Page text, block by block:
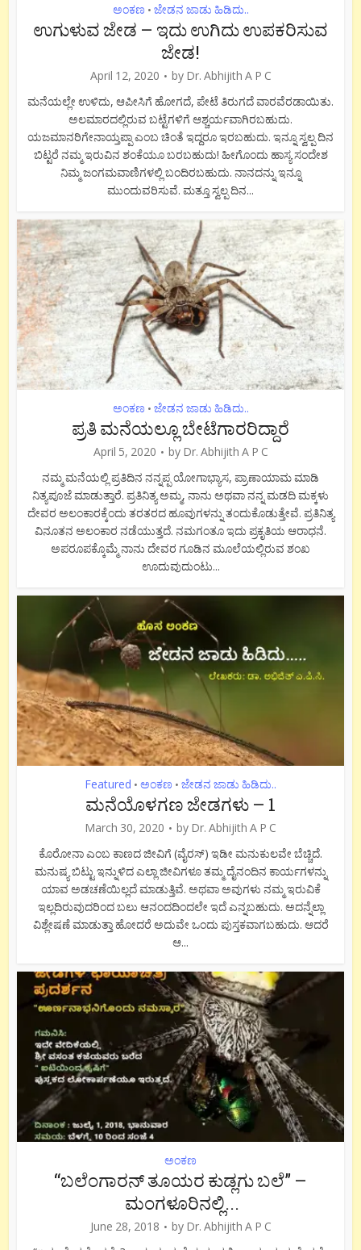
ಅಂಕಣ • ಜೇಡನ ಜಾಡು ಹಿಡಿದು..
ಉಗುಳುವ ಜೇಡ – ಇದು ಉಗಿದು ಉಪಕರಿಸುವ
ಜೇಡ!
April 12, 2020 by Dr. Abhijith A P C
ಮನೆಯಲ್ಲೇ ಉಳಿದು, ಆಪೀಸಿಗೆ ಹೋಗದೆ, ಪೇಟೆ ತಿರುಗದೆ ವಾರವೆರಡಾಯಿತು.
ಅಲಮಾರದಲ್ಲಿರುವ ಬಟ್ಟೆಗಳಿಗೆ ಆಶ್ಚರ್ಯವಾಗಿರಬಹುದು.
ಯಜಮಾನರಿಗೇನಾಯ್ತಪ್ಪಾ ಎಂಬ ಚಿಂತೆ ಇದ್ದರೂ ಇರಬಹುದು. ಇನ್ನೂ ಸ್ವಲ್ಪ ದಿನ
ಬಿಟ್ಟರೆ ನಮ್ಮ ಇರುವಿನ ಶಂಕೆಯೂ ಬರಬಹುದು! ಹೀಗೊಂದು ಹಾಸ್ಯ ಸಂದೇಶ
ನಿಮ್ಮ ಜಂಗಮವಾಣಿಗಳಲ್ಲಿ ಬಂದಿರಬಹುದು. ನಾನದನ್ನು ಇನ್ನೂ
ಮುಂದುವರಿಸುವೆ. ಮತ್ತೂ ಸ್ವಲ್ಪ ದಿನ...
ಅಂಕಣ • ಜೇಡನ ಜಾಡು ಹಿಡಿದು..
ಪ್ರತಿ ಮನೆಯಲ್ಲೂ ಬೇಟೆಗಾರರಿದ್ದಾರೆ
April 5, 2020 by Dr. Abhijith A P C
ನಮ್ಮ ಮನೆಯಲ್ಲಿ ಪ್ರತಿದಿನ ನನ್ನಪ್ಪ ಯೋಗಾಭ್ಯಾಸ, ಪ್ರಾಣಾಯಾಮ ಮಾಡಿ
ನಿತ್ಯಪೂಜೆ ಮಾಡುತ್ತಾರೆ. ಪ್ರತಿನಿತ್ಯ ಅಮ್ಮ, ನಾನು ಅಥವಾ ನನ್ನ ಮಡದಿ ಮಕ್ಕಳು
ದೇವರ ಅಲಂಕಾರಕ್ಕೆಂದು ತರತರದ ಹೂವುಗಳನ್ನು ತಂದುಕೊಡುತ್ತೇವೆ. ಪ್ರತಿನಿತ್ಯ
ವಿನೂತನ ಅಲಂಕಾರ ನಡೆಯುತ್ತದೆ. ನಮಗಂತೂ ಇದು ಪ್ರಕೃತಿಯ ಆರಾಧನೆ.
ಅಪರೂಪಕ್ಕೊಮ್ಮೆ ನಾನು ದೇವರ ಗೂಡಿನ ಮೂಲೆಯಲ್ಲಿರುವ ಶಂಖ
ಊದುವುದುಂಟು...
Featured • ಅಂಕಣ • ಜೇಡನ ಜಾಡು ಹಿಡಿದು..
ಮನೆಯೊಳಗಣ ಜೇಡಗಳು – 1
March 30, 2020 by Dr. Abhijith A P C
ಕೊರೋನಾ ಎಂಬ ಕಾಣದ ಜೀವಿಗೆ (ವೈರಸ್) ಇಡೀ ಮನುಕುಲವೇ ಬೆಚ್ಚಿದೆ.
ಮನುಷ್ಯ ಬಿಟ್ಟು ಇನ್ನುಳಿದ ಎಲ್ಲಾ ಜೀವಿಗಳೂ ತಮ್ಮ ದೈನಂದಿನ ಕಾರ್ಯಗಳನ್ನು
ಯಾವ ಅಡಚಣೆಯಿಲ್ಲದೆ ಮಾಡುತ್ತಿವೆ. ಅಥವಾ ಅವುಗಳು ನಮ್ಮ ಇರುವಿಕೆ
ಇಲ್ಲದಿರುವುದರಿಂದ ಬಲು ಆನಂದದಿಂದಲೇ ಇದೆ ಎನ್ನಬಹುದು. ಅದನ್ನೆಲ್ಲಾ
ವಿಶ್ಲೇಷಣೆ ಮಾಡುತ್ತಾ ಹೋದರೆ ಅದುವೇ ಒಂದು ಪುಸ್ತಕವಾಗಬಹುದು. ಆದರೆ
ಆ...
ಅಂಕಣ
“ಬಲೆಂಗಾರನ್ ತೂಯರ ಕುಡ್ಲಗು ಬಲೆ” –
ಮಂಗಳೂರಿನಲ್ಲಿ...
June 28, 2018 by Dr. Abhijith A P C